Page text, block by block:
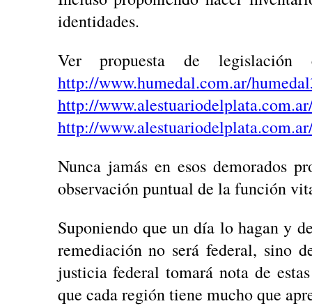
identidades.
Ver propuesta de
http://www.humedal.com.ar/
http://
http://
Nunca jamás en esos demorados
observación puntual de la función
Suponiendo que un día lo hagan y
remediación no será federal, sino
justicia federal tomará nota de
que cada región tiene mucho que